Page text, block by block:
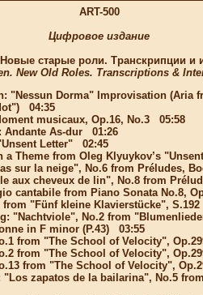
ART-500
Цифровое издание
старые роли. Транскрипции и
New Old Roles. Transcriptions &
"Nessun Dorma" Improvisation (Aria
04:35
musicaux, Op.16, No.3 05:58
Andante As-dur 01:26
Letter" 02:45
a Theme from Oleg Klyuykov’s
sur la neige", No.6 from Préludes,
aux cheveux de lin", No.8 from
cantabile from Piano Sonata No.8,
from "Fünf kleine Klavierstücke",
"Nachtviole", No.2 from
in F minor (P.43) 03:55
from "The School of Velocity",
from "The School of Velocity",
from "The School of Velocity",
"Los zapatos de la bailarina", No.5